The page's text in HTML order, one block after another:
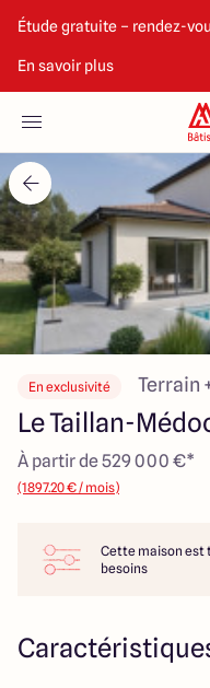
Étude gratuite – rendez-
En savoir plus
Nos maisons
Nos
Votre projet
Qui
Maisons ARLOGIS
En exclusivité Terrain
Le Taillan-
À partir de 529 000 €*
(1897.20 € / mois)
Cette maison est
besoins